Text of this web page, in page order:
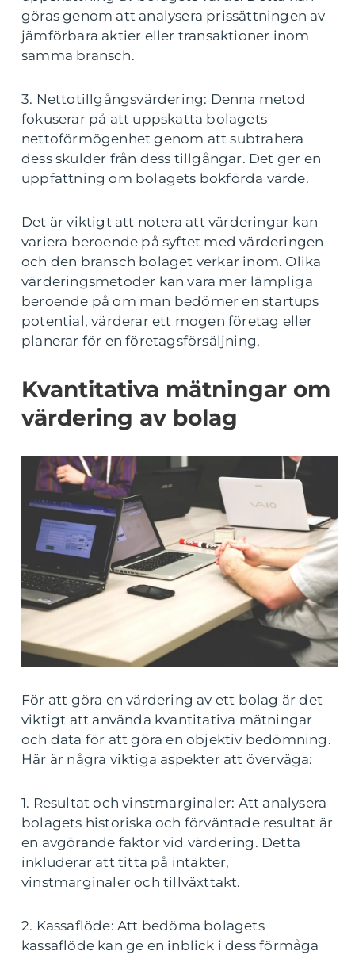
göras genom att analysera prissättningen av
jämförbara aktier eller transaktioner inom
samma bransch.
3. Nettotillgångsvärdering: Denna metod
fokuserar på att uppskatta bolagets
nettoförmögenhet genom att subtrahera
dess skulder från dess tillgångar. Det ger en
uppfattning om bolagets bokförda värde.
Det är viktigt att notera att värderingar kan
variera beroende på syftet med värderingen
och den bransch bolaget verkar inom. Olika
värderingsmetoder kan vara mer lämpliga
beroende på om man bedömer en startups
potential, värderar ett mogen företag eller
planerar för en företagsförsäljning.
Kvantitativa mätningar om
värdering av bolag
För att göra en värdering av ett bolag är det
viktigt att använda kvantitativa mätningar
och data för att göra en objektiv bedömning.
Här är några viktiga aspekter att överväga:
1. Resultat och vinstmarginaler: Att analysera
bolagets historiska och förväntade resultat är
en avgörande faktor vid värdering. Detta
inkluderar att titta på intäkter,
vinstmarginaler och tillväxttakt.
2. Kassaflöde: Att bedöma bolagets
kassaflöde kan ge en inblick i dess förmåga